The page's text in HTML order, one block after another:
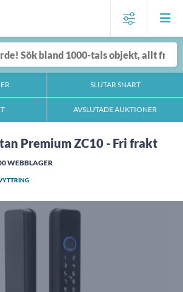
SLUTAR SNART
AVSLUTADE AUKTIONER
Premium ZC10 - Fri frakt
WEBBLAGER